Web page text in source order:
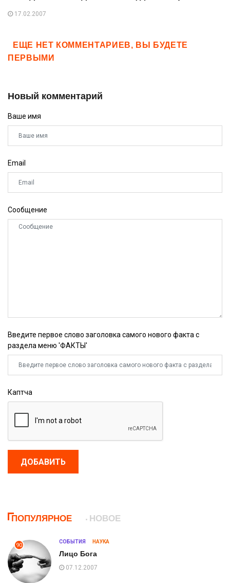
17.02.2007
ЕЩЕ НЕТ КОММЕНТАРИЕВ, ВЫ БУДЕТЕ
ПЕРВЫМИ
Новый комментарий
Ваше имя
Email
Сообщение
Введите первое слово заголовка самого нового факта с
раздела меню 'ФАКТЫ'
Каптча
ДОБАВИТЬ
ПОПУЛЯРНОЕ НОВОЕ
90
СОБЫТИЯ НАУКА
Лицо Бога
07.12.2007